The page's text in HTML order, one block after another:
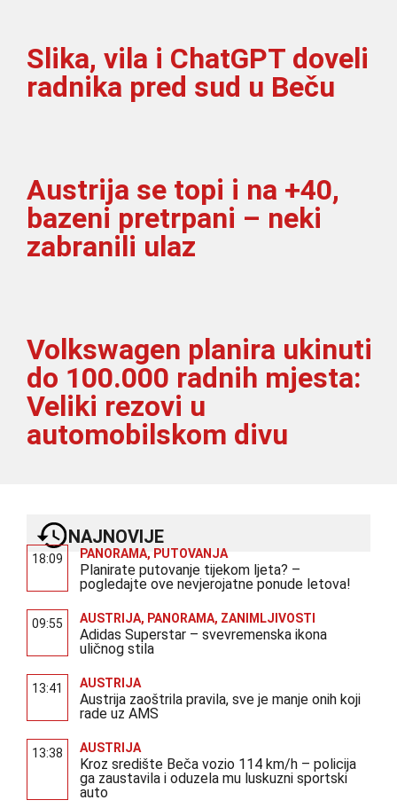
Slika, vila i ChatGPT doveli
radnika pred sud u Beču
Austrija se topi i na +40,
bazeni pretrpani – neki
zabranili ulaz
Volkswagen planira ukinuti
do 100.000 radnih mjesta:
Veliki rezovi u
automobilskom divu
NAJNOVIJE
18:09 PANORAMA, PUTOVANJA
Planirate putovanje tijekom ljeta? –
pogledajte ove nevjerojatne ponude letova!
09:55 AUSTRIJA, PANORAMA, ZANIMLJIVOSTI
Adidas Superstar – svevremenska ikona
uličnog stila
13:41 AUSTRIJA
Austrija zaoštrila pravila, sve je manje onih koji
rade uz AMS
13:38 AUSTRIJA
Kroz središte Beča vozio 114 km/h – policija
ga zaustavila i oduzela mu luskuzni sportski
auto